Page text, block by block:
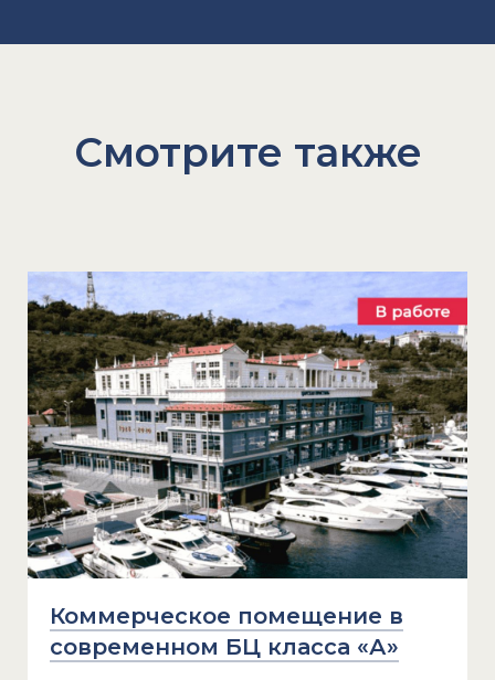
Смотрите также
Коммерческое помещение в
современном БЦ класса «А»